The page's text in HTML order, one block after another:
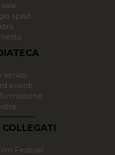
sale
spazi
servizi
eventi
Festival